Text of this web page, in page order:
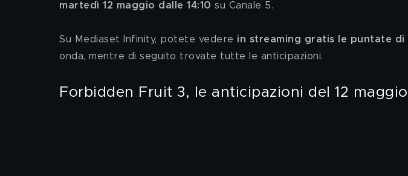
martedì 12 maggio dalle 14:10 su Canale 5.
Su Mediaset Infinity, potete vedere in streaming gratis le puntate di
onda, mentre di seguito trovate tutte le anticipazioni.
Forbidden Fruit 3, le anticipazioni del 12 maggio